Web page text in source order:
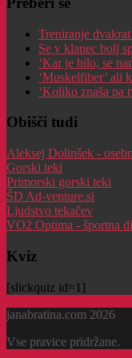
Treniranje
Se v klanec bolj
‘Kar je bilo, se
‘Muskelfiber’ ali
‘Koliko znaša pa
Obišči tudi
Aleksej Dolinšek -
Gorski teki
Primorski gorski teki
ŠD Ad-venture.si
Ljudstvo tekačev
VO2 Optima - športna
Kviz
[slickquiz id=1]
janabratina.com 2026
Vse pravice pridržane.